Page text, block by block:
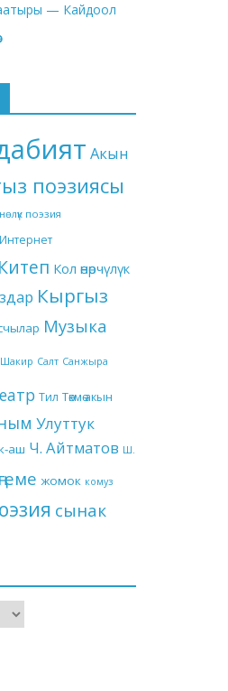
— Кайдоол
Акын
поэзиясы
поэзия
Интернет
Китеп Кол өнөрчүлүк
Кыргыз
Музыка
Салт Санжыра
Тил Төкмө акын
Улуттук
аш Ч. Айтматов Ш.
жомок комуз
сынак